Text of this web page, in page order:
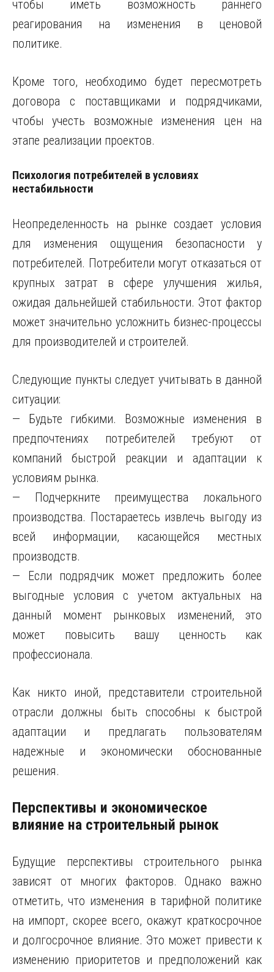
чтобы иметь возможность раннего
реагирования на изменения в ценовой
политике.
Кроме того, необходимо будет пересмотреть
договора с поставщиками и подрядчиками,
чтобы учесть возможные изменения цен на
этапе реализации проектов.
Психология потребителей в условиях
нестабильности
Неопределенность на рынке создает условия
для изменения ощущения безопасности у
потребителей. Потребители могут отказаться от
крупных затрат в сфере улучшения жилья,
ожидая дальнейшей стабильности. Этот фактор
может значительно усложнить бизнес-процессы
для производителей и строителей.
Следующие пункты следует учитывать в данной
ситуации:
— Будьте гибкими. Возможные изменения в
предпочтениях потребителей требуют от
компаний быстрой реакции и адаптации к
условиям рынка.
— Подчеркните преимущества локального
производства. Постараетесь извлечь выгоду из
всей информации, касающейся местных
производств.
— Если подрядчик может предложить более
выгодные условия с учетом актуальных на
данный момент рынковых изменений, это
может повысить вашу ценность как
профессионала.
Как никто иной, представители строительной
отрасли должны быть способны к быстрой
адаптации и предлагать пользователям
надежные и экономически обоснованные
решения.
Перспективы и экономическое
влияние на строительный рынок
Будущие перспективы строительного рынка
зависят от многих факторов. Однако важно
отметить, что изменения в тарифной политике
на импорт, скорее всего, окажут краткосрочное
и долгосрочное влияние. Это может привести к
изменению приоритетов и предположений как